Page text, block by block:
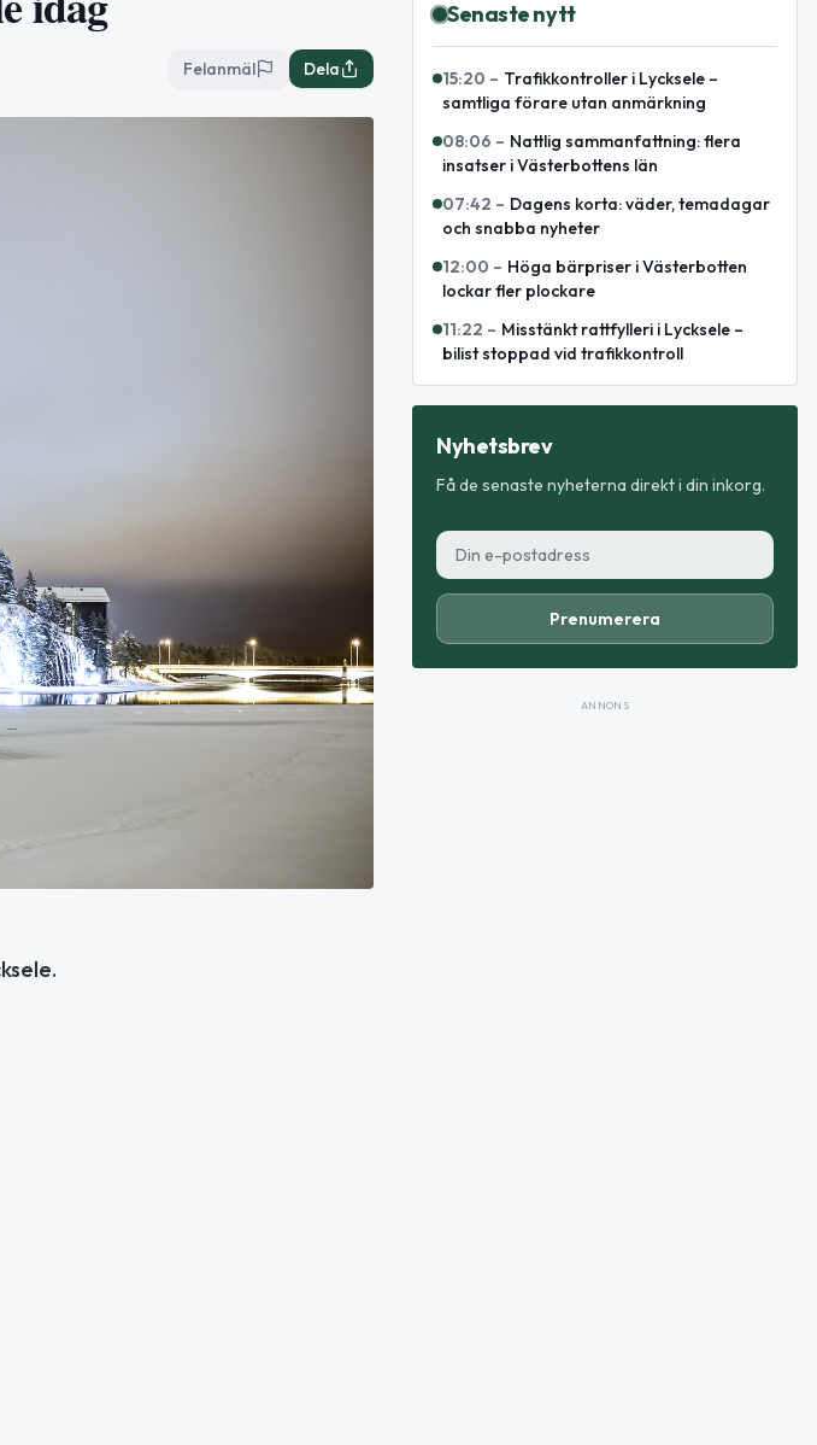
Felanmäl Dela
Senaste nytt
15:20 – Trafikkontroller i Lycksele –
samtliga förare utan anmärkning
08:06 – Nattlig sammanfattning: flera
insatser i Västerbottens län
07:42 – Dagens korta: väder, temadagar
och snabba nyheter
12:00 – Höga bärpriser i Västerbotten
lockar fler plockare
11:22 – Misstänkt rattfylleri i Lycksele –
bilist stoppad vid trafikkontroll
Nyhetsbrev
Få de senaste nyheterna direkt i din inkorg.
Prenumerera
ANNONS